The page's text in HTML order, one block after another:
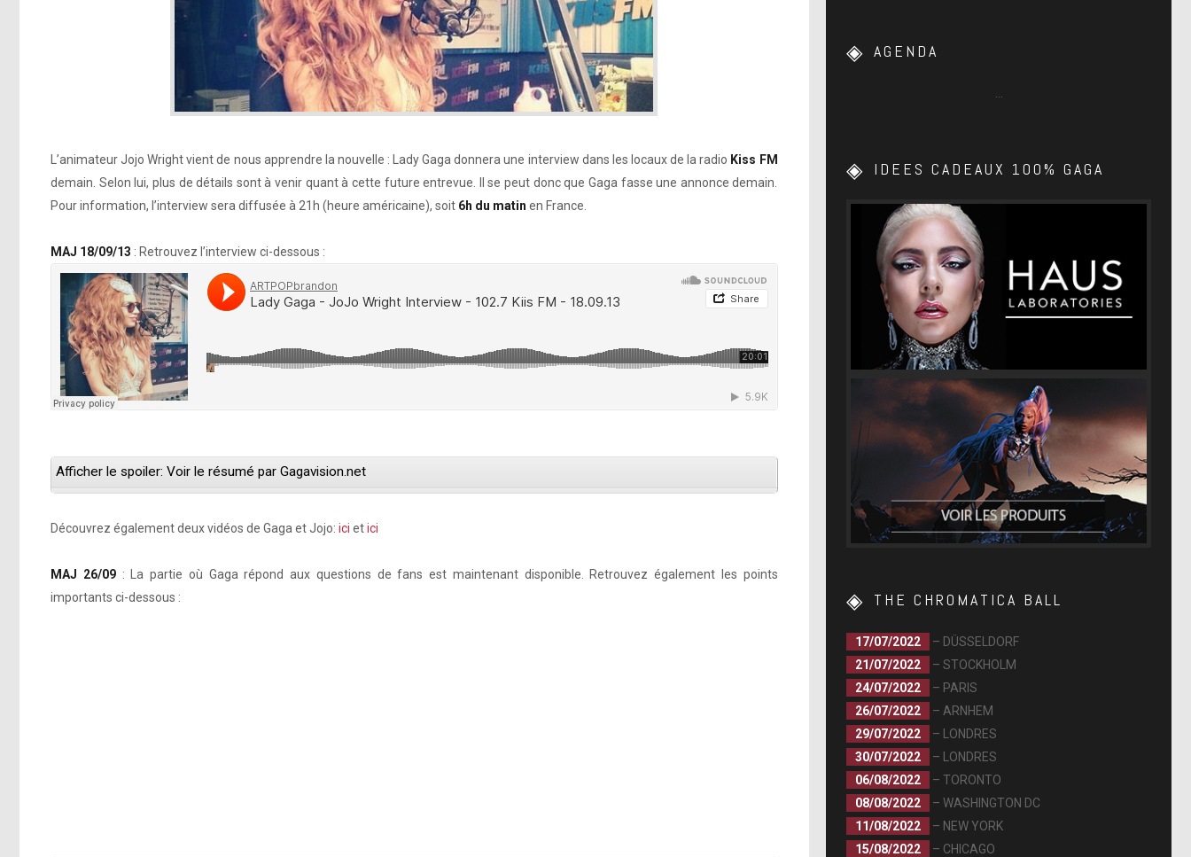
L’animateur Jojo Wright vient de nous apprendre la nouvelle : Lady Gaga donnera une interview dans les locaux de la radio Kiss FM
demain. Selon lui, plus de détails sont à venir quant à cette future entrevue. Il se peut donc que Gaga fasse une annonce demain.
Pour information, l’interview sera diffusée à 21h (heure américaine), soit 6h du matin en France.
MAJ 18/09/13 : Retrouvez l’interview ci-dessous :
Afficher le spoiler: Voir le résumé par Gagavision.net
Découvrez également deux vidéos de Gaga et Jojo: ici etici
MAJ 26/09: La partie où Gaga répond aux questions de fans est maintenant disponible. Retrouvez également les points
importants ci-dessous :
AGENDA
IDEES CADEAUX 100% GAGA
THE CHROMATICA BALL
17/07/2022
– DÜSSELDORF
21/07/2022
– STOCKHOLM
24/07/2022
– PARIS
26/07/2022
– ARNHEM
29/07/2022
– LONDRES
30/07/2022
– LONDRES
06/08/2022
– TORONTO
08/08/2022
– WASHINGTON DC
11/08/2022
– NEW YORK
15/08/2022
– CHICAGO